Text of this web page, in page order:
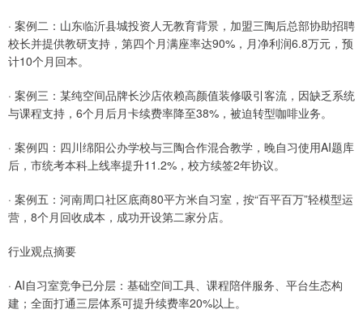
· 案例二：山东临沂县城投资人无教育背景，加盟三陶后总部协助招聘
校长并提供教研支持，第四个月满座率达90%，月净利润6.8万元，预
计10个月回本。
· 案例三：某纯空间品牌长沙店依赖高颜值装修吸引客流，因缺乏系统
与课程支持，6个月后月卡续费率降至38%，被迫转型咖啡业务。
· 案例四：四川绵阳公办学校与三陶合作混合教学，晚自习使用AI题库
后，市统考本科上线率提升11.2%，校方续签2年协议。
· 案例五：河南周口社区底商80平方米自习室，按“百平百万”轻模型运
营，8个月回收成本，成功开设第二家分店。
行业观点摘要
· AI自习室竞争已分层：基础空间工具、课程陪伴服务、平台生态构
建；全面打通三层体系可提升续费率20%以上。